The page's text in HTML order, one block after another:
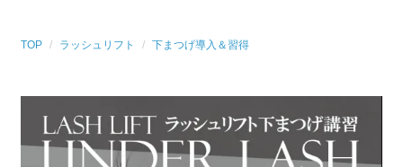
TOP ラッシュリフト 下まつげ導入＆習得